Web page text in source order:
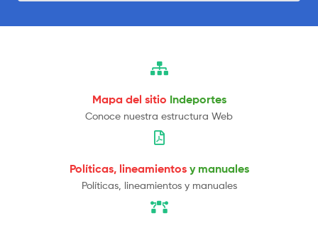
Mapa del sitio Indeportes
Conoce nuestra estructura Web
Políticas, lineamientos y manuales
Políticas, lineamientos y manuales